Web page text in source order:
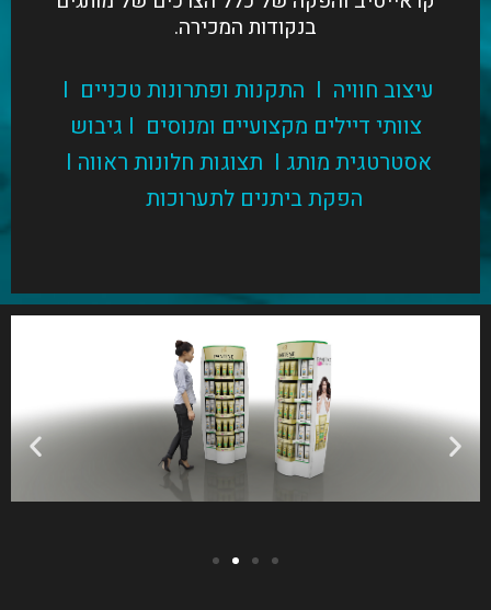
בנקודות המכירה.
צוותי דיילים מקצועיים ומנוסים I גיבוש
הפקת ביתנים לתערוכות